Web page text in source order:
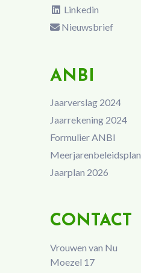
Linkedin
Nieuwsbrief
ANBI
Jaarverslag 2024
Jaarrekening 2024
Formulier ANBI
Meerjarenbeleidsplan
Jaarplan 2026
CONTACT
Vrouwen van Nu
Moezel 17